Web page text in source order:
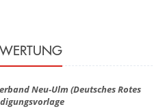
Neu-Ulm (Deutsches Rotes